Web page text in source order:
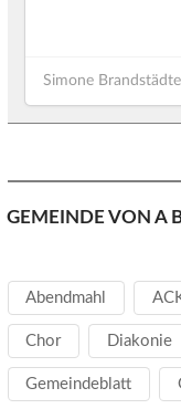
Simone
GEMEINDE VON A
Abendmahl
Chor Diakonie
Gemeindeblatt